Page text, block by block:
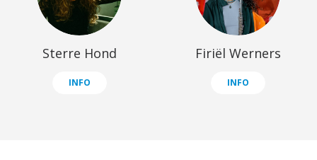
Sterre Hond
INFO
Firiël Werners
INFO